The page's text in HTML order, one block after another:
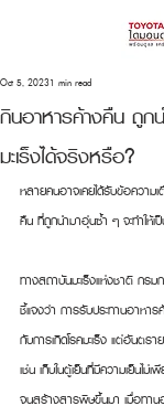
กินอาหารค้างคืน ถูก
มะเร็งได้จริงหรือ?
Oct 5, 20231 min read
หลายคนอาจเคยได้รับข้อความ
คืน ที่ถูกนำมาอุ่นซ้ำ ๆ จะทำให้เป็
ทางสถาบันมะเร็งแห่งชาติ กร
ชี้แจงว่า การรับประทานอาหาร
กับการเกิดโรคมะเร็ง แต่อันตร
เช่น เก็บในตู้เย็นที่มีความเย็นไ
จนสร้างสารพิษขึ้นมา เมื่อทาน